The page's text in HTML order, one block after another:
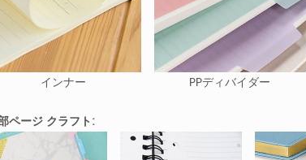
インナー PPディバイダー
ページ クラフト: